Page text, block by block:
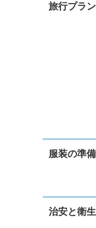
旅行プラン
服装の準備
治安と衛生